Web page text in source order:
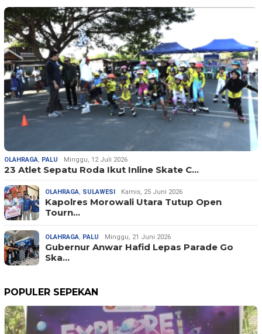
OLAHRAGA, PALU Minggu, 12 Juli 2026
23 Atlet Sepatu Roda Ikut Inline Skate C…
OLAHRAGA, SULAWESI Kamis, 25 Juni 2026
Kapolres Morowali Utara Tutup Open
Tourn…
OLAHRAGA, PALU Minggu, 21 Juni 2026
Gubernur Anwar Hafid Lepas Parade Go
Ska…
POPULER SEPEKAN